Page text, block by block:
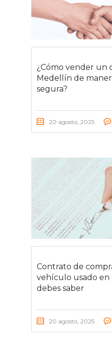
¿Cómo vender un
Medellín de
segura?
20 agosto, 2025
Contrato de
vehículo usado en
debes saber
20 agosto, 2025